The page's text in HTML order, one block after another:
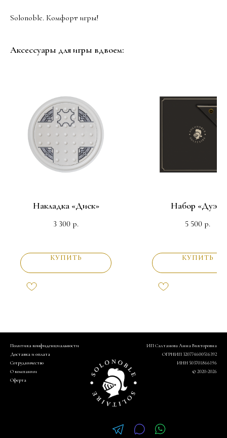
Solonoble. Комфорт игры!
Аксессуары для игры вдвоем:
Накладка «Диск»
3 300 р.
КУПИТЬ
Набор «Дуэт»
5 500 р.
КУПИТЬ
ИНН 503701866196
ИП Салтанова Анна Викторовна
© 2020-2026
ОГРНИП 320774600516392
Доставка и оплата
Сотрудничество
О компании
Оферта
Политика конфиденциальности